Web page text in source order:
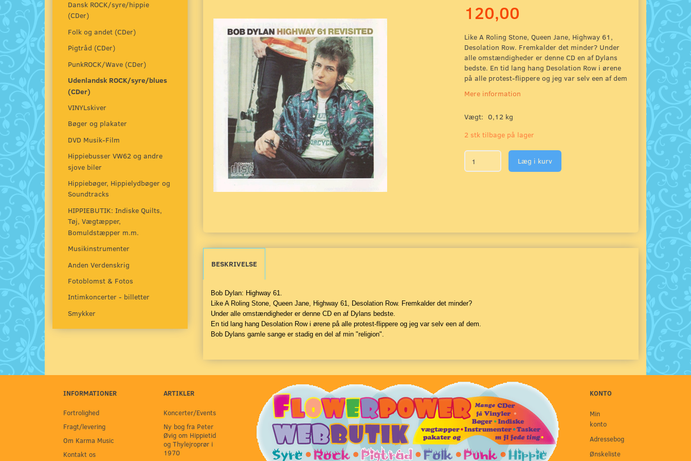
Dansk ROCK/syre/hippie
(CDer)
Folk og andet (CDer)
Pigtråd (CDer)
PunkROCK/Wave (CDer)
Udenlandsk ROCK/syre/blues
(CDer)
VINYLskiver
Bøger og plakater
DVD Musik-Film
Hippiebusser VW62 og andre
sjove biler
Hippiebøger, Hippielydbøger og
Soundtracks
HIPPIEBUTIK: Indiske Quilts,
Tøj, Vægtæpper,
Bomuldstæpper m.m.
Musikinstrumenter
Anden Verdenskrig
Fotoblomst & Fotos
Intimkoncerter - billetter
Smykker
120,00
Like A Roling Stone, Queen Jane, Highway 61,
Desolation Row. Fremkalder det minder? Under
alle omstændigheder er denne CD en af Dylans
bedste. En tid lang hang Desolation Row i ørene
på alle protest-flippere og jeg var selv een af dem
Mere information
Vægt: 0,12 kg
2 stk tilbage på lager
Læg i kurv
BESKRIVELSE
Bob Dylan: Highway 61.
Like A Roling Stone, Queen Jane, Highway 61, Desolation Row. Fremkalder det minder?
Under alle omstændigheder er denne CD en af Dylans bedste.
En tid lang hang Desolation Row i ørene på alle protest-flippere og jeg var selv een af dem.
Bob Dylans gamle sange er stadig en del af min "religion".
INFORMATIONER
Fortrolighed
Fragt/levering
Om Karma Music
Kontakt os
ARTIKLER
Koncerter/Events
Ny bog fra Peter
Øvig om Hippietid
og Thylejroprør i
1970
KONTO
Min
konto
Adressebog
Ønskeliste